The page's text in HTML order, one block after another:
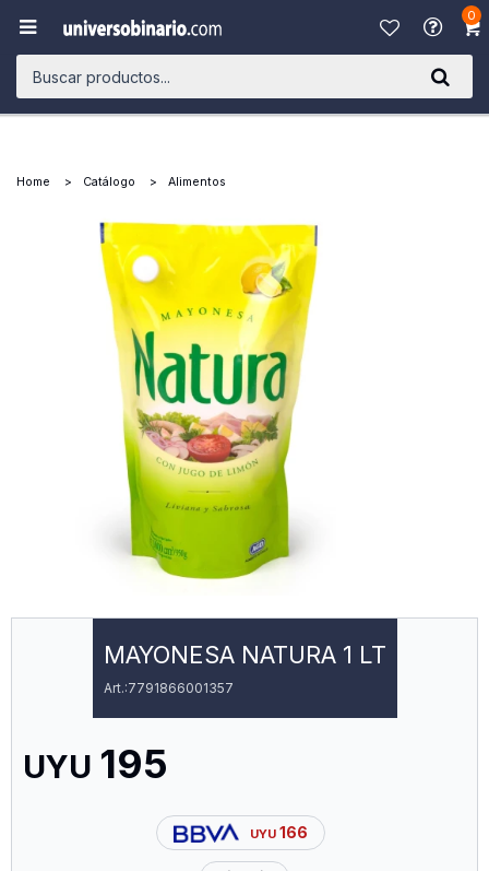
0

Home Catálogo Alimentos
MAYONESA NATURA 1 LT
7791866001357
UYU 195
UYU 166